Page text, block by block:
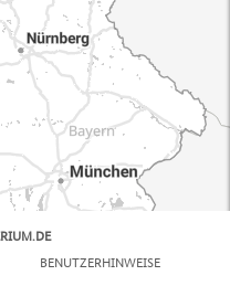
BENUTZERHINWEISE